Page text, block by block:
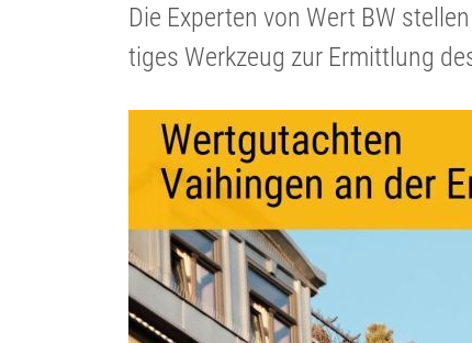
Die Experten von Wert BW
tiges Werkzeug zur Ermitt­lung